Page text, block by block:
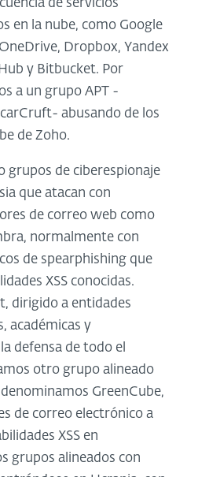
de servicios
en la nube, como Google
Dropbox, Yandex
y Bitbucket. Por
a un grupo APT -
abusando de los
de Zoho.
grupos de ciberespionaje
que atacan con
de correo web como
normalmente con
de spearphishing que
XSS conocidas.
dirigido a entidades
académicas y
defensa de todo el
otro grupo alineado
GreenCube,
de correo electrónico a
XSS en
grupos alineados con